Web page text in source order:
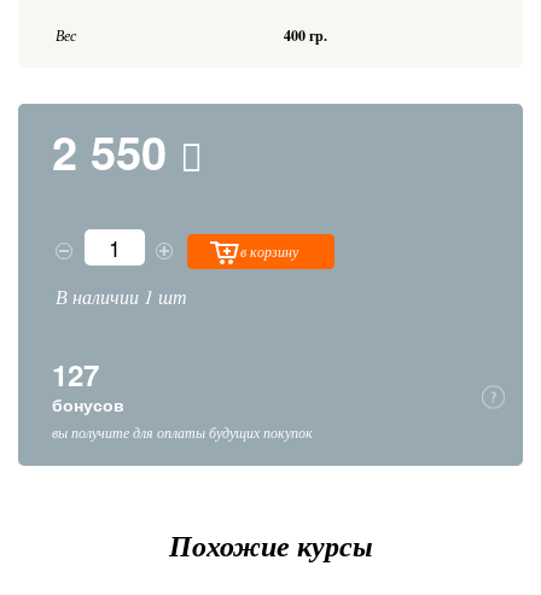
Вес 400 гр.
2 550
в корзину
В наличии 1 шт
127
бонусов
вы получите для оплаты будущих покупок
Похожие курсы